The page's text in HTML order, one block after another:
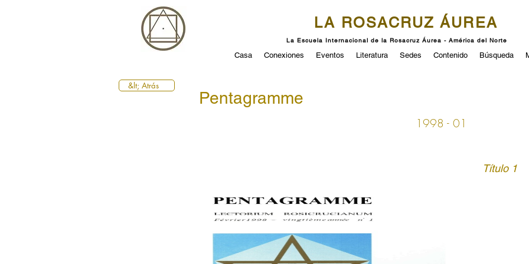
LA ROSACRUZ ÁUREA
La Escuela Internacional de la Rosacruz Áurea - América del Norte
Casa Conexiones Eventos Literatura Sedes Contenido Búsqueda
&lt; Atrás
Pentagramme
1998 - 01
Título 1